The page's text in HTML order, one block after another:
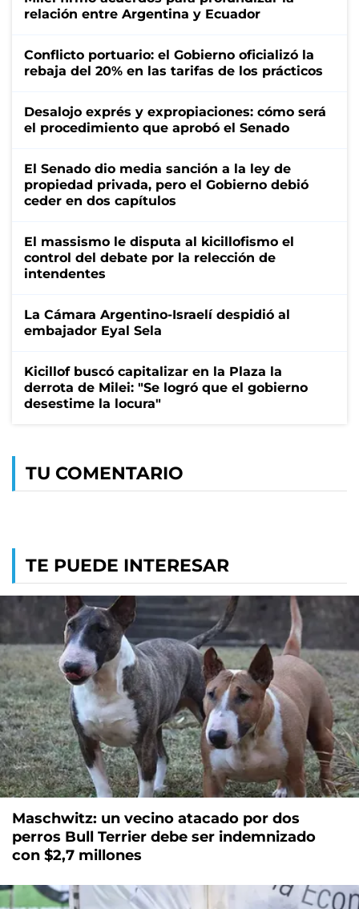
relación entre Argentina y Ecuador
Conflicto portuario: el Gobierno oficializó la
rebaja del 20% en las tarifas de los prácticos
Desalojo exprés y expropiaciones: cómo será
el procedimiento que aprobó el Senado
El Senado dio media sanción a la ley de
propiedad privada, pero el Gobierno debió
ceder en dos capítulos
El massismo le disputa al kicillofismo el
control del debate por la relección de
intendentes
La Cámara Argentino-Israelí despidió al
embajador Eyal Sela
Kicillof buscó capitalizar en la Plaza la
derrota de Milei: "Se logró que el gobierno
desestime la locura"
TU COMENTARIO
TE PUEDE INTERESAR
Maschwitz: un vecino atacado por dos
perros Bull Terrier debe ser indemnizado
con $2,7 millones